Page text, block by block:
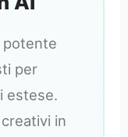
per
estese.
in